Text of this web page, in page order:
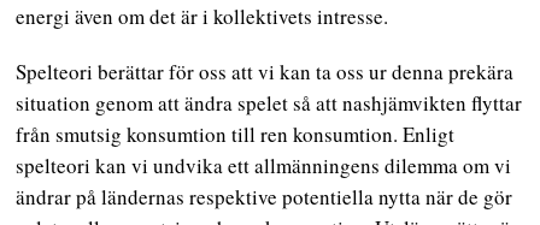
energi även om det är i kollektivets intresse.
Spelteori berättar för oss att vi kan ta oss ur denna prekära
situation genom att ändra spelet så att nashjämvikten flyttar
från smutsig konsumtion till ren konsumtion. Enligt
spelteori kan vi undvika ett allmänningens dilemma om vi
ändrar på ländernas respektive potentiella nytta när de gör